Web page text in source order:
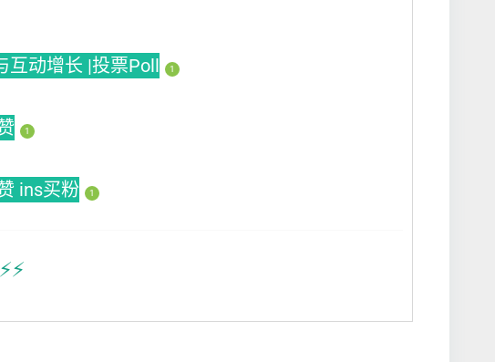
互动增长 |投票Poll 1
1
ins买粉 1